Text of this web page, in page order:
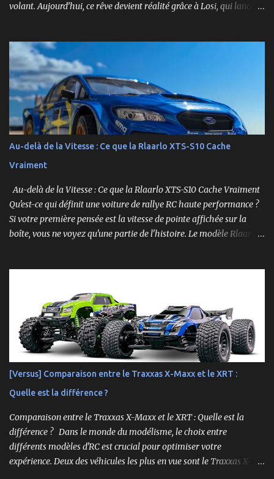
volant. Aujourd’hui, ce rêve devient réalité grâce à Losi, qui lance
foncer sur n’importe quelle surface plate. Voici le Losi NASCAR RC
Race Car , dans sa version Ryan Blaney No. 12 Advance Auto Parts
Ford Mustang RTR 2025 .
Au-delà de la Vitesse : Ce que la Rlaarlo XTS-S10 Cache
Vraiment
Au-delà de la Vitesse : Ce que la Rlaarlo XTS-S10 Cache Vraiment
Qu'est-ce qui définit une voiture de rallye RC haute performance ?
Si votre première pensée est la vitesse de pointe affichée sur la
boîte, vous ne voyez qu'une partie de l'histoire. Le modèle Rlaarlo
qui font de cette machine bien plus qu'un simple bolide. Un Modèle,
Deux Philosophies : Le Choix Entre "Prêt à Rouler" et "À
Personnaliser" Rlaarlo propose la XTS-S10 en deux versions
distinctes, une décision brillante qui s'adresse à l'ensemble de la
communauté RC. D'un côté, la version RTR (Ready to Run),
châssis presque assemblé mais livré sans aucune électronique : ni
moteur, ni servo, ni ESC, ni batterie. ...
[Versus] Comparaison entre le Traxxas X-Maxx et le XRT :
Quelle est la différence ?
Comparaison entre le Traxxas X-Maxx et le XRT : Quelle est la
différence ? Dans le monde du modélisme, le choix entre
différents modèles d'RC est crucial pour optimiser votre
expérience. Deux des véhicules les plus en vue sont le Traxxas X-